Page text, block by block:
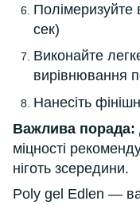
Полімеризуйте
сек)
Виконайте
вирівнювання
Нанесіть
Важлива порада:
міцності
ніготь зсередини.
Poly gel Edlen —